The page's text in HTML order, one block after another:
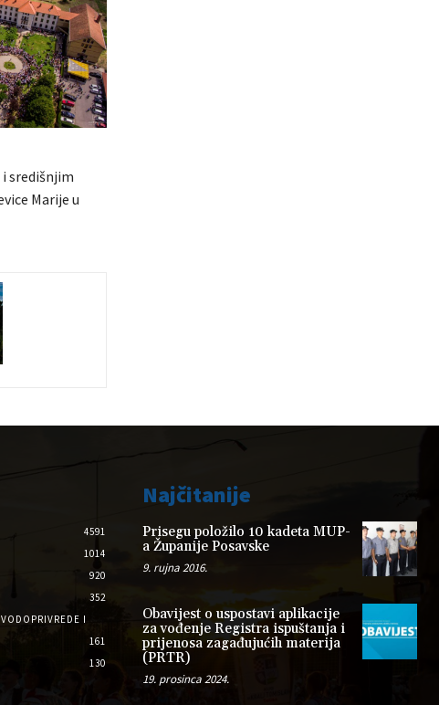
središnjim
Marije u
4591
1014
920
352
I
161
130
Najčitanije
Prisegu položilo 10 kadeta MUP-
a Županije Posavske
9. rujna 2016.
Obavijest o uspostavi aplikacije
za vođenje Registra ispuštanja i
prijenosa zagađujućih materija
(PRTR)
19. prosinca 2024.